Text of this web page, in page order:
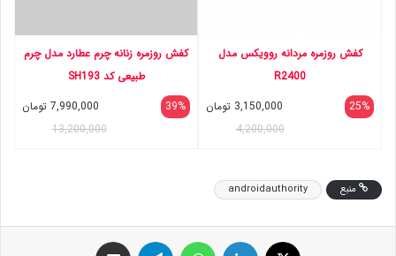
کفش روزمره مردانه روویکس مدل
R2400
25%
3,150,000 تومان
4,200,000
کفش روزمره زنانه چرم عطارد مدل چرم
طبیعی کد SH193
39%
7,990,000 تومان
13,200,000
منبع androidauthority
ایکس لینکداین تلگرام